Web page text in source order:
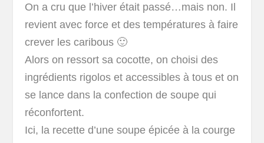
On a cru que l’hiver était passé…mais non. Il
revient avec force et des températures à faire
crever les caribous 🙂
Alors on ressort sa cocotte, on choisi des
ingrédients rigolos et accessibles à tous et on
se lance dans la confection de soupe qui
réconfortent.
Ici, la recette d’une soupe épicée à la courge